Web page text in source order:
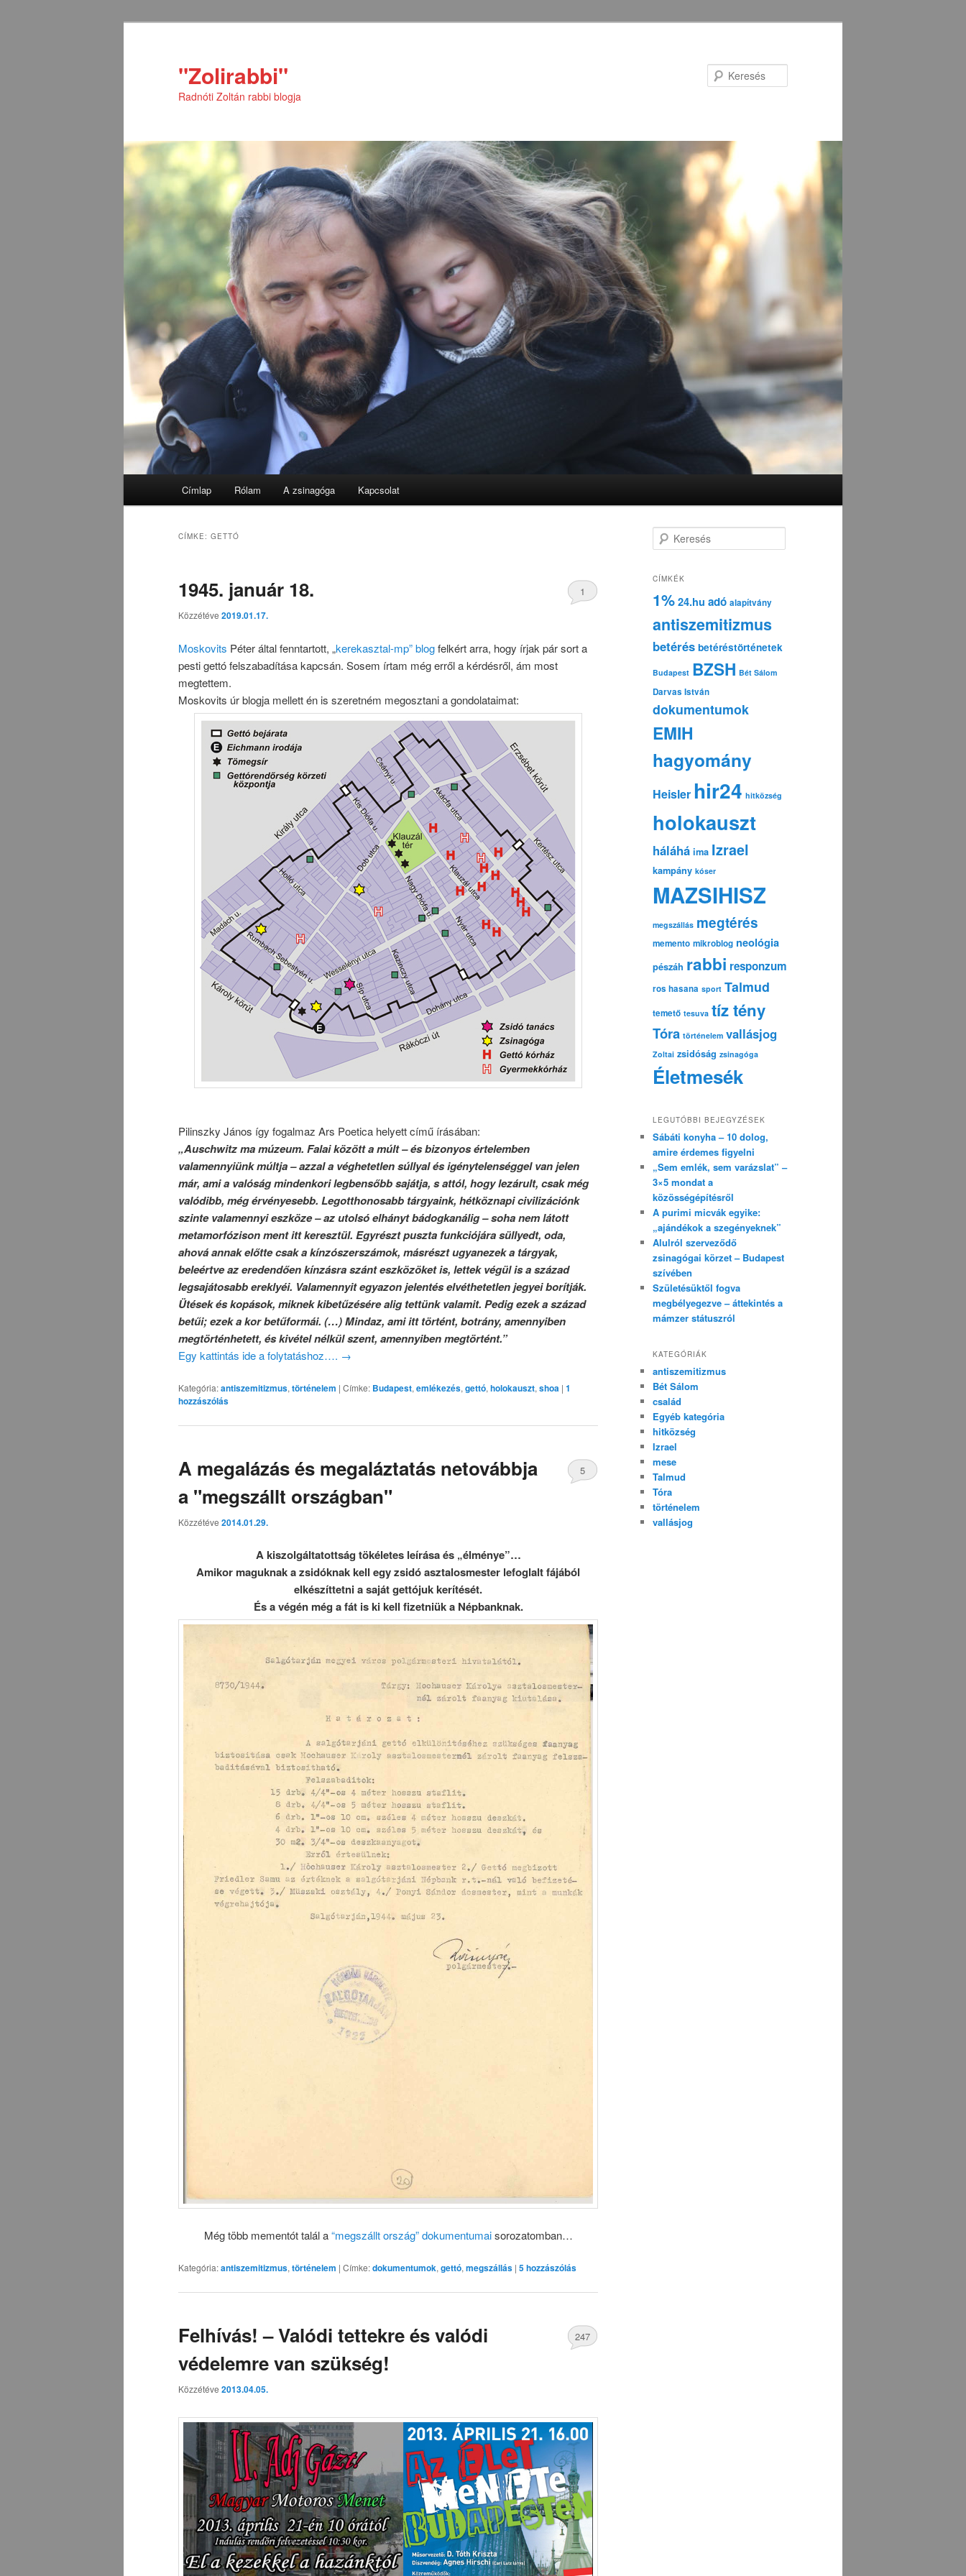
"Zolirabbi"
Radnóti Zoltán rabbi blogja
Címlap Rólam A zsinagóga Kapcsolat
CÍMKE: GETTÓ
1945. január 18.
Közzétéve 2019.01.17.
1
Moskovits Péter által fenntartott, „kerekasztal-mp” blogfelkért arra, hogy írjak pár sort a
pesti gettó felszabadítása kapcsán. Sosem írtam még erről a kérdésről, ám most
megtettem.
Moskovits úr blogja mellett én is szeretném megosztani a gondolataimat:
Pilinszky János így fogalmaz Ars Poetica helyett című írásában:
„Auschwitz ma múzeum. Falai között a múlt – és bizonyos értelemben
valamennyiünk múltja – azzal a véghetetlen súllyal és igénytelenséggel van jelen
már, ami a valóság mindenkori legbensőbb sajátja, s attól, hogy lezárult, csak még
valódibb, még érvényesebb. Legotthonosabb tárgyaink, hétköznapi civilizációnk
szinte valamennyi eszköze – az utolsó elhányt bádogkanálig – soha nem látott
metamorfózison ment itt keresztül. Egyrészt puszta funkciójára süllyedt, oda,
ahová annak előtte csak a kínzószerszámok, másrészt ugyanezek a tárgyak,
beleértve az eredendően kínzásra szánt eszközöket is, lettek végül is a század
legsajátosabb ereklyéi. Valamennyit egyazon jelentés elvéthetetlen jegyei borítják.
Ütések és kopások, miknek kibetűzésére alig tettünk valamit. Pedig ezek a század
betűi; ezek a kor betűformái. (…) Mindaz, ami itt történt, botrány, amennyiben
megtörténhetett, és kivétel nélkül szent, amennyiben megtörtént.”
Egy kattintás ide a folytatáshoz…. →
Kategória:antiszemitizmus, történelem | Címke: Budapest, emlékezés, gettó, holokauszt, shoa | 1
hozzászólás
A megalázás és megaláztatás netovábbja
a "megszállt országban"
Közzétéve 2014.01.29.
5
A kiszolgáltatottság tökéletes leírása és „élménye”…
Amikor maguknak a zsidóknak kell egy zsidó asztalosmester lefoglalt fájából
elkészíttetni a saját gettójuk kerítését.
És a végén még a fát is ki kell fizetniük a Népbanknak.
Még több mementót talál a“megszállt ország” dokumentumaisorozatomban…
Kategória:antiszemitizmus, történelem | Címke:dokumentumok, gettó, megszállás | 5hozzászólás
Felhívás! – Valódi tettekre és valódi
védelemre van szükség!
Közzétéve 2013.04.05.
247
e
e
é
CÍMKÉK
1% 24.hu adó alapítvány
antiszemitizmus
betérés betéréstörténetek
Budapest BZSH Bét Sálom
Darvas István
dokumentumok
EMIH
hagyomány
Heisler hir24 hitközség
holokauszt
háláhá ima Izrael
kampány kóser
MAZSIHISZ
megszállás megtérés
memento mikroblog neológia
pészáh rabbi responzum
ros hasana sport Talmud
temető tesuva tíz tény
Tóra történelem vallásjog
Zoltai zsidóság zsinagóga
Életmesék
LEGUTÓBBI BEJEGYZÉSEK
Sábáti konyha – 10 dolog,
amire érdemes figyelni
„Sem emlék, sem varázslat” –
3×5 mondat a
közösségépítésről
A purimi micvák egyike:
„ajándékok a szegényeknek”
Alulról szerveződő
zsinagógai körzet – Budapest
szívében
Születésüktől fogva
megbélyegezve – áttekintés a
mámzer státuszról
KATEGÓRIÁK
antiszemitizmus
Bét Sálom
család
Egyéb kategória
hitközség
Izrael
mese
Talmud
Tóra
történelem
vallásjog